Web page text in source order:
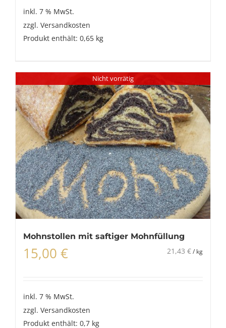
inkl. 7 % MwSt.
zzgl. Versandkosten
Produkt enthält: 0,65 kg
Nicht vorrätig
Mohnstollen mit saftiger Mohnfüllung
15,00 € 21,43 €/ kg
inkl. 7 % MwSt.
zzgl. Versandkosten
Produkt enthält: 0,7 kg